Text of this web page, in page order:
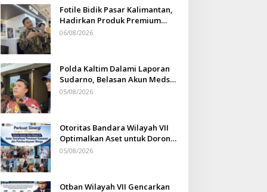
Fotile Bidik Pasar Kalimantan,
Hadirkan Produk Premium
Yang Makin Terjangkau
06/08/2026
Polda Kaltim Dalami Laporan
Sudarno, Belasan Akun Medsos
Masih Tahap Penyelidikan
05/08/2026
Otoritas Bandara Wilayah VII
Optimalkan Aset untuk Dorong
Ekonomi Warga Sepinggan
05/08/2026
Otban Wilayah VII Gencarkan